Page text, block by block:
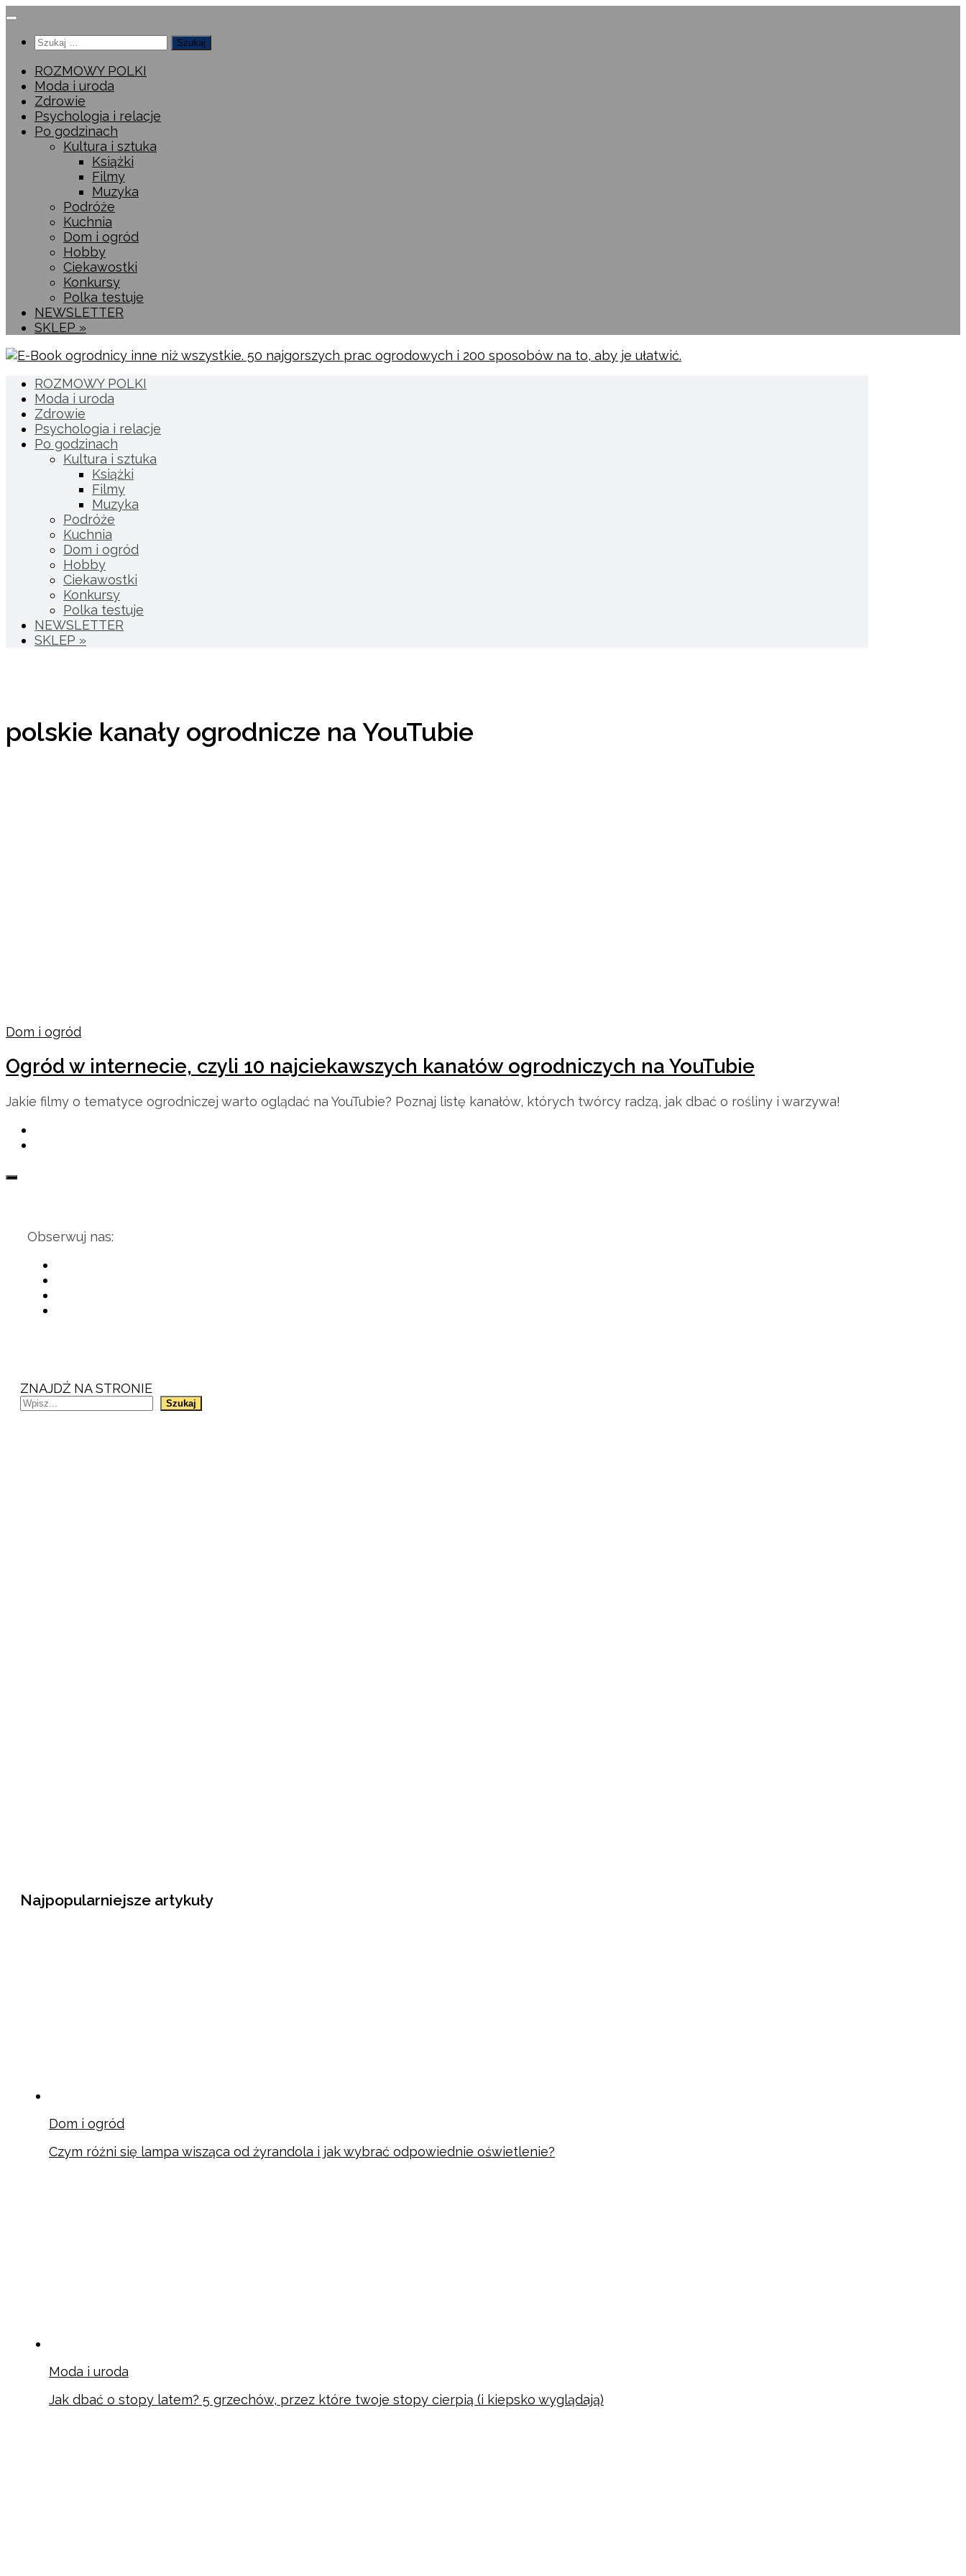
Przeskocz
treściSzukaj:
ROZMOWY POLKI
Moda i uroda
Zdrowie
Psychologia i relacje
Po godzinach
Kultura i sztuka
Książki
Filmy
Muzyka
Podróże
Kuchnia
Dom i ogród
Hobby
Ciekawostki
Konkursy
Polka testuje
NEWSLETTER
SKLEP »
ROZMOWY POLKI
Moda i uroda
Zdrowie
Psychologia i relacje
Po godzinach
Kultura i sztuka
Książki
Filmy
Muzyka
Podróże
Kuchnia
Dom i ogród
Hobby
Ciekawostki
Konkursy
Polka testuje
NEWSLETTER
SKLEP »
polskie kanały ogrodnicze na YouTubie
Dom i ogród
Ogród w internecie, czyli 10 najciekawszych kanałów ogrodniczych na YouTubie
Jakie filmy o tematyce ogrodniczej warto oglądać na YouTubie? Poznaj listę kanałów, których twórcy radzą, jak dbać o rośliny i warzywa!
Obserwuj nas:
ZNAJDŹ NA STRONIE
Szukaj
Najpopularniejsze artykuły
Dom i ogród
Czym różni się lampa wisząca od żyrandola i jak wybrać odpowiednie oświetlenie?
Moda i uroda
Jak dbać o stopy latem? 5 grzechów, przez które twoje stopy cierpią (i kiepsko wyglądają)